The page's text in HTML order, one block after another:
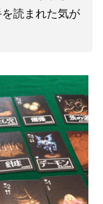
読まれた気が